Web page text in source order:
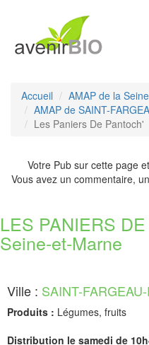
Accueil
AMAP de la
AMAP de SAINT-
Les Paniers De Pantoch'
Votre Pub sur cette page
Vous avez un commentaire,
LES PANIERS
Seine-et-Marne
Ville : SAINT-
Produits : Légumes, fruits
Distribution le samedi de